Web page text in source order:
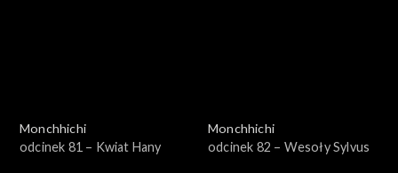
Monchhichi
odcinek 81 – Kwiat Hany
Monchhichi
odcinek 82 – Wesoły Sylvus